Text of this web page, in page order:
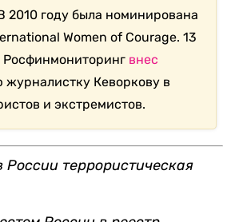
2010 году была номинирована
Women of Courage. 13
Росфинмониторинг внес
журналистку Кеворкову в
и экстремистов.
террористическая